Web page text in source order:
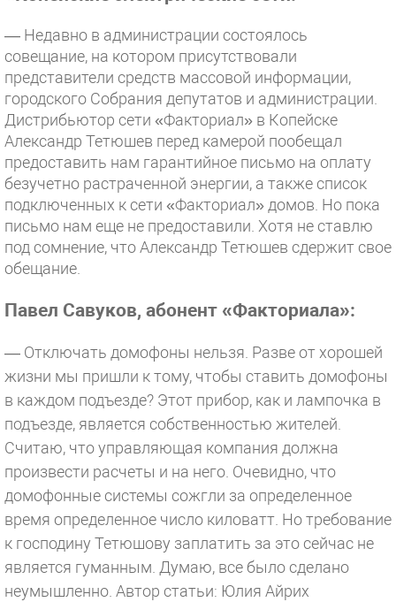
— Недавно в администрации состоялось
совещание, на котором присутствовали
представители средств массовой информации,
городского Собрания депутатов и администрации.
Дистрибьютор сети «Факториал» в Копейске
Александр Тетюшев перед камерой пообещал
предоставить нам гарантийное письмо на оплату
безучетно растраченной энергии, а также список
подключенных к сети «Факториал» домов. Но пока
письмо нам еще не предоставили. Хотя не ставлю
под сомнение, что Александр Тетюшев сдержит свое
обещание.
Павел Савуков, абонент «Факториала»:
— Отключать домофоны нельзя. Разве от хорошей
жизни мы пришли к тому, чтобы ставить домофоны
в каждом подъезде? Этот прибор, как и лампочка в
подъезде, является собственностью жителей.
Считаю, что управляющая компания должна
произвести расчеты и на него. Очевидно, что
домофонные системы сожгли за определенное
время определенное число киловатт. Но требование
к господину Тетюшову заплатить за это сейчас не
является гуманным. Думаю, все было сделано
неумышленно. Автор статьи: Юлия Айрих